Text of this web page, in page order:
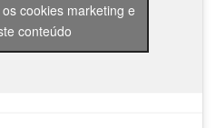
cookies marketing e
conteúdo